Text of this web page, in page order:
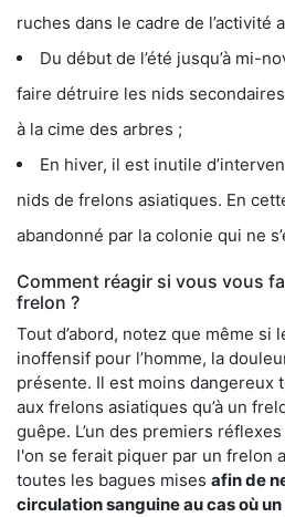
ruches dans le cadre de l’activité
Du début de l’été jusqu’à mi-
faire détruire les nids
à la cime des arbres ;
En hiver, il est inutile
nids de frelons asiatiques. En
abandonné par la colonie qui ne
Comment réagir si vous vous
frelon ?
Tout d’abord, notez que même si
inoffensif pour l’homme, la
présente. Il est moins dangereux
aux frelons asiatiques qu’à un
guêpe. L’un des premiers
l'on se ferait piquer par un frelon
toutes les bagues mises afin de
circulation sanguine au cas où